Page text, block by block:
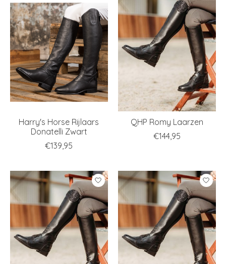
Harry's Horse Rijlaars
Donatelli Zwart
€139,95
QHP Romy Laarzen
€144,95